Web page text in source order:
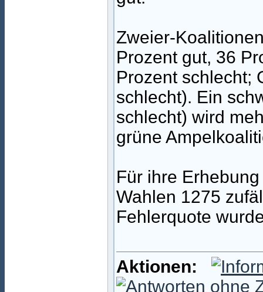
Zweier-
Prozent gut, 36
Prozent schlecht;
schlecht). Ein
schlecht) wird
grüne
Für ihre
Wahlen 1275
Fehlerquote
Aktionen: